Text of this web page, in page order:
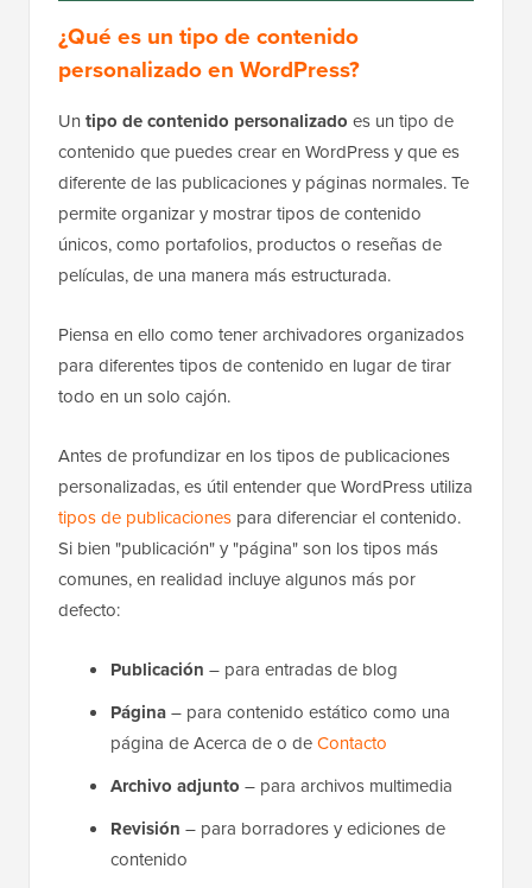
¿Qué es un tipo de contenido
personalizado en WordPress?
Un tipo de contenido personalizado es un tipo de
contenido que puedes crear en WordPress y que es
diferente de las publicaciones y páginas normales. Te
permite organizar y mostrar tipos de contenido
únicos, como portafolios, productos o reseñas de
películas, de una manera más estructurada.
Piensa en ello como tener archivadores organizados
para diferentes tipos de contenido en lugar de tirar
todo en un solo cajón.
Antes de profundizar en los tipos de publicaciones
personalizadas, es útil entender que WordPress utiliza
tipos de publicaciones para diferenciar el contenido.
Si bien "publicación" y "página" son los tipos más
comunes, en realidad incluye algunos más por
defecto:
Publicación – para entradas de blog
Página– para contenido estático como una
página de Acerca de o deContacto
Archivo adjunto – para archivos multimedia
Revisión – para borradores y ediciones de
contenido